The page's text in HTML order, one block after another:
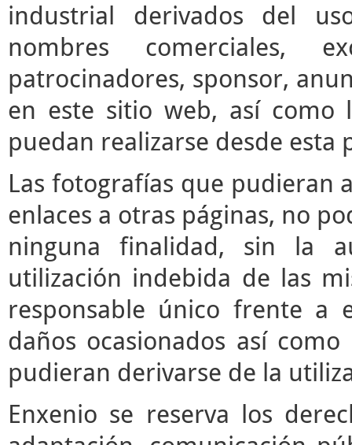
industrial derivados del
nombres comerciales,
patrocinadores, sponsor,
en este sitio web, así como
puedan realizarse desde esta
Las fotografías que pudieran
enlaces a otras páginas, no
ninguna finalidad, sin la
utilización indebida de las
responsable único frente a
daños ocasionados así
pudieran derivarse de la
Enxenio se reserva los